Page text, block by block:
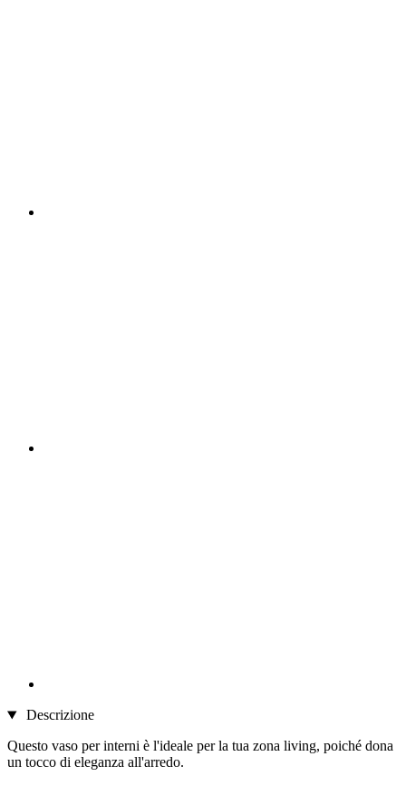
Descrizione
Questo vaso per interni è l'ideale per la tua zona living, poiché dona
un tocco di eleganza all'arredo.